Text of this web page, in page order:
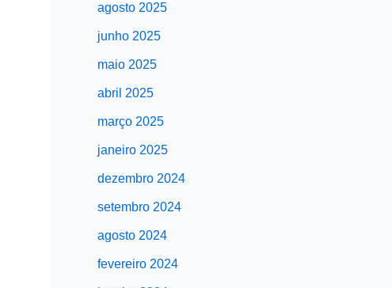
agosto 2025
junho 2025
maio 2025
abril 2025
março 2025
janeiro 2025
dezembro 2024
setembro 2024
agosto 2024
fevereiro 2024